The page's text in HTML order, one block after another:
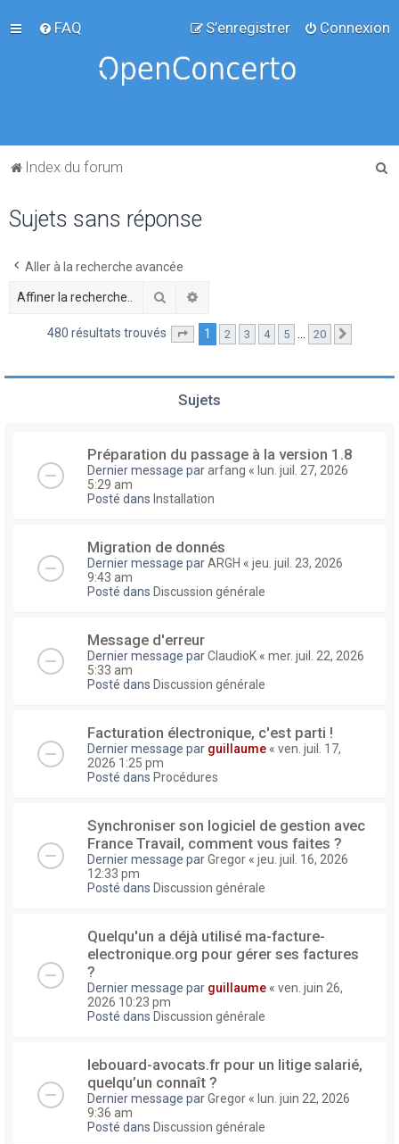
FAQ Connexion
S’enregistrer
Index du forum
Sujets sans réponse
Aller à la recherche avancée
Rechercher
480 résultats trouvés Page sur20
1 2 3 4 5 … 20
Sujets
Préparation du passage à la version 1.8
Dernier message pararfang « lun. juil. 27, 2026
5:29 am
Posté dans Installation
Migration de donnés
Dernier message parARGH « jeu. juil. 23, 2026
9:43 am
Posté dans Discussion générale
Message d'erreur
Dernier message parClaudioK « mer. juil. 22, 2026
5:33 am
Posté dans Discussion générale
Facturation électronique, c'est parti !
Dernier message par guillaume « ven. juil. 17,
2026 1:25 pm
Posté dans Procédures
Synchroniser son logiciel de gestion avec
France Travail, comment vous faites ?
Dernier message parGregor « jeu. juil. 16, 2026
12:33 pm
Posté dans Discussion générale
Quelqu'un a déjà utilisé ma-facture-
electronique.org pour gérer ses factures
?
Dernier message par guillaume « ven. juin 26,
2026 10:23 pm
Posté dans Discussion générale
lebouard-avocats.fr pour un litige salarié,
quelqu’un connaît ?
Dernier message parGregor « lun. juin 22, 2026
9:36 am
Posté dans Discussion générale